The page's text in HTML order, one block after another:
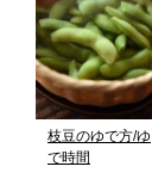
枝豆のゆで方/ゆ
で時間